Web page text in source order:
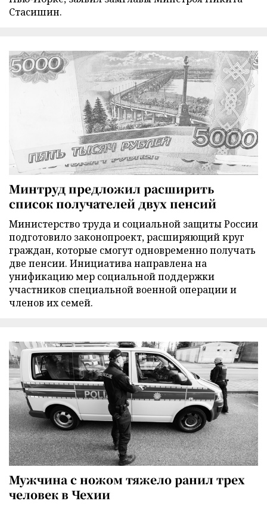
Стасишин.
Минтруд предложил расширить
список получателей двух пенсий
Министерство труда и социальной защиты России
подготовило законопроект, расширяющий круг
граждан, которые смогут одновременно получать
две пенсии. Инициатива направлена на
унификацию мер социальной поддержки
участников специальной военной операции и
членов их семей.
Мужчина с ножом тяжело ранил трех
человек в Чехии